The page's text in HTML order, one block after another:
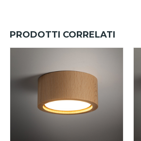
PRODOTTI CORRELATI